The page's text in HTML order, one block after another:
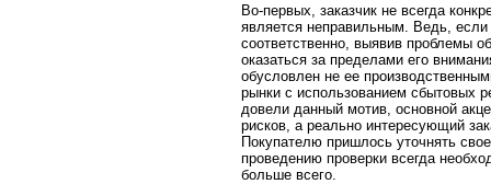
Во-первых, заказчик не всегда
является неправильным. Ведь, если
соответственно, выявив проблемы
оказаться за пределами его
обусловлен не ее
рынки с использованием сбытовых
довели данный мотив, основной
рисков, а реально интересующий
Покупателю пришлось уточнять
проведению проверки всегда
больше всего.